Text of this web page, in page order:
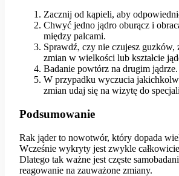
Zacznij od kąpieli, aby
Chwyć jedno jądro oburącz i
między palcami.
Sprawdź, czy nie czujesz guzków,
zmian w wielkości lub kształcie
Badanie powtórz na drugim jądrze.
W przypadku wyczucia
zmian udaj się na wizytę do
Podsumowanie
Rak jąder to nowotwór, który dopada
Wcześnie wykryty jest zwykle
Dlatego tak ważne jest częste
reagowanie na zauważone zmiany.